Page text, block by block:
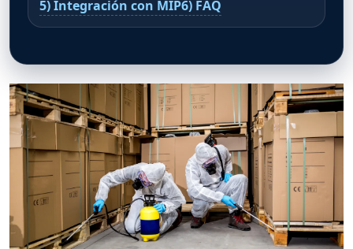
5) Integración con MIP6) FAQ